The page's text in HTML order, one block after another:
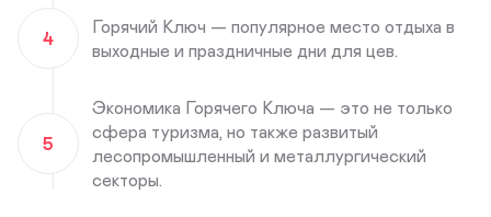
4
Горячий Ключ — популярное место отдыха в
выходные и праздничные дни для цев.
5
Экономика Горячего Ключа — это не только
сфера туризма, но также развитый
лесопромышленный и металлургический
секторы.